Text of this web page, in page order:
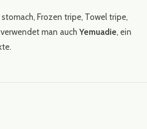
Frozen tripe, Towel tripe,
man auch Yemuadie, ein